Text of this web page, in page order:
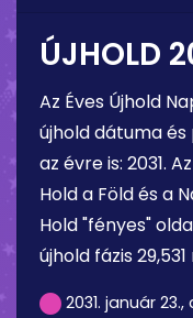
ÚJHOLD
Az Éves Újhold
újhold dátuma
az évre is: 2031.
Hold a Föld és a
Hold "fényes"
újhold fázis
2031. január